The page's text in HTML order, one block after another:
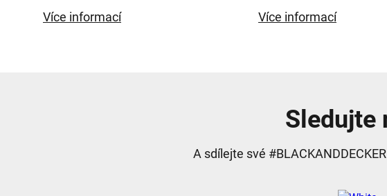
Více informací Více informací
Sledujte
A sdílejte své